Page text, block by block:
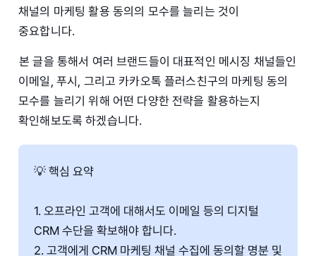
채널의 마케팅 활용 동의의 모수를 늘리는 것이
중요합니다.
본 글을 통해서 여러 브랜드들이 대표적인 메시징 채널들인
이메일, 푸시, 그리고 카카오톡 플러스친구의 마케팅 동의
모수를 늘리기 위해 어떤 다양한 전략을 활용하는지
확인해보도록 하겠습니다.
💡 핵심 요약
1. 오프라인 고객에 대해서도 이메일 등의 디지털
CRM 수단을 확보해야 합니다.
2. 고객에게 CRM 마케팅 채널 수집에 동의할 명분 및